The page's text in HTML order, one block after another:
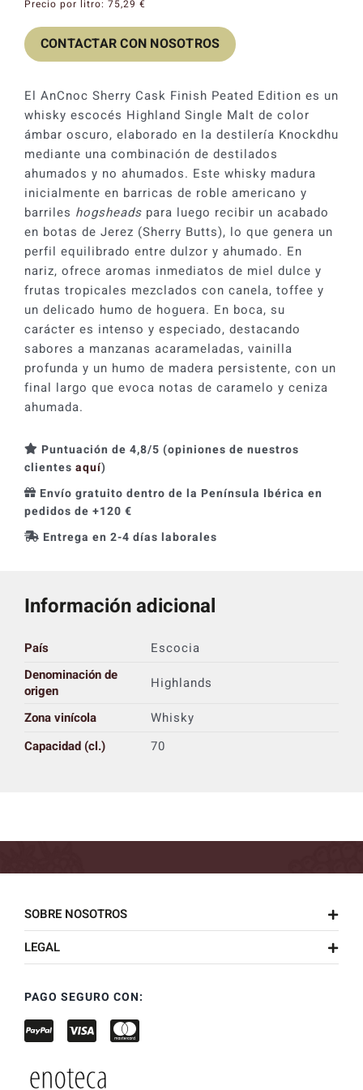
Precio por litro: 75,29 €
CONTACTAR CON NOSOTROS
El AnCnoc Sherry Cask Finish Peated Edition es un
whisky escocés Highland Single Malt de color
ámbar oscuro, elaborado en la destilería Knockdhu
mediante una combinación de destilados
ahumados y no ahumados. Este whisky madura
inicialmente en barricas de roble americano y
barriles hogsheadspara luego recibir un acabado
en botas de Jerez (Sherry Butts), lo que genera un
perfil equilibrado entre dulzor y ahumado. En
nariz, ofrece aromas inmediatos de miel dulce y
frutas tropicales mezclados con canela, toffee y
un delicado humo de hoguera. En boca, su
carácter es intenso y especiado, destacando
sabores a manzanas acarameladas, vainilla
profunda y un humo de madera persistente, con un
final largo que evoca notas de caramelo y ceniza
ahumada.
Puntuación de 4,8/5 (opiniones de nuestros
clientes aquí)
Envío gratuito dentro de la Península Ibérica en
pedidos de +120 €
Entrega en 2-4 días laborales
Información adicional
País
Escocia
Denominación de
origen
Highlands
Zona vinícola
Whisky
Capacidad (cl.)
70
SOBRE NOSOTROS
LEGAL
PAGO SEGURO CON: